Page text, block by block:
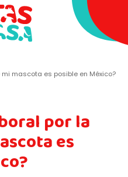
mascota es posible en México?
por la
es